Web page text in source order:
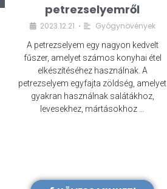
petrezselyemről
2023.12.21. • Gyógynövények
A petrezselyem egy nagyon kedvelt
fűszer, amelyet számos konyhai étel
elkészítéséhez használnak. A
petrezselyem egyfajta zöldség, amelyet
gyakran használnak salátákhoz,
levesekhez, mártásokhoz …